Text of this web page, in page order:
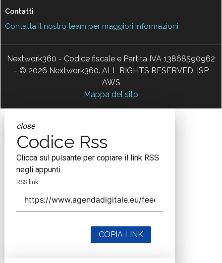
Contatti
Contatta il nostro team per maggiori informazioni
Nextwork360 - Codice fiscale e Partita IVA 13868590962
- © 2026 Nextwork360. ALL RIGHTS RESERVED. ISP
AWS
Mappa del sito
close
Codice Rss
Clicca sul pulsante per copiare il link RSS
negli appunti.
RSS link
COPIA LINK